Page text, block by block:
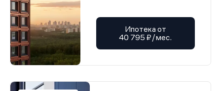
Ипотека от
40 795 ₽/мес.